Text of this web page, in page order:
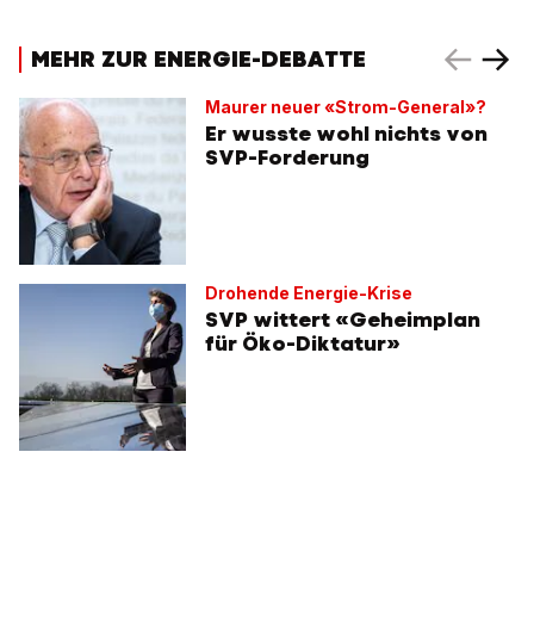
MEHR ZUR ENERGIE-DEBATTE
Maurer neuer «Strom-General»?
Er wusste wohl nichts von
SVP-Forderung
Drohende Energie-Krise
SVP wittert «Geheimplan
für Öko-Diktatur»